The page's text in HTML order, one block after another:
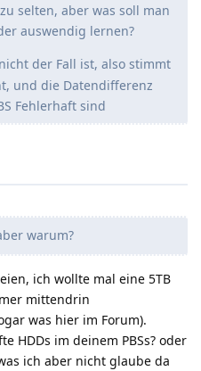
selten, aber was soll man
auswendig lernen?
der Fall ist, also stimmt
und die Datendifferenz
Fehlerhaft sind
warum?
ich wollte mal eine 5TB
mittendrin
was hier im Forum).
HDDs im deinem PBSs? oder
ich aber nicht glaube da